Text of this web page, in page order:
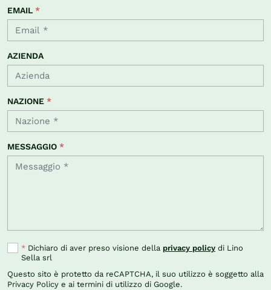
EMAIL *
AZIENDA
NAZIONE *
MESSAGGIO *
* Dichiaro di aver preso visione della privacy policy di Lino
Sella srl
Questo sito è protetto da reCAPTCHA, il suo utilizzo è soggetto alla
Privacy Policy e ai termini di utilizzo di Google.